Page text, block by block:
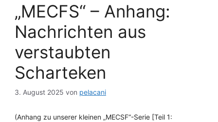
„MECFS“ – Anhang:
Nachrichten aus
verstaubten
Scharteken
3. August 2025 von pelacani
(Anhang zu unserer kleinen „MECSF“-Serie [Teil 1: